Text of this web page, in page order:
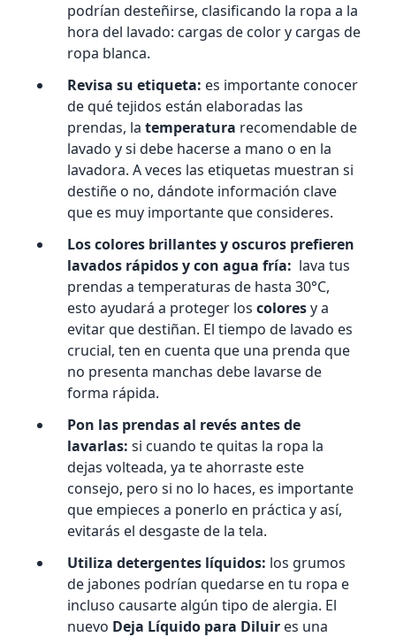
podrían desteñirse, clasificando la ropa a la
hora del lavado: cargas de color y cargas de
ropa blanca.
Revisa su etiqueta: es importante conocer
de qué tejidos están elaboradas las
prendas, la temperatura recomendable de
lavado y si debe hacerse a mano o en la
lavadora. A veces las etiquetas muestran si
destiñe o no, dándote información clave
que es muy importante que consideres.
Los colores brillantes y oscuros prefieren
lavados rápidos y con agua fría: lava tus
prendas a temperaturas de hasta 30°C,
esto ayudará a proteger los coloresy a
evitar que destiñan. El tiempo de lavado es
crucial, ten en cuenta que una prenda que
no presenta manchas debe lavarse de
forma rápida.
Pon las prendas al revés antes de
lavarlas: si cuando te quitas la ropa la
dejas volteada, ya te ahorraste este
consejo, pero si no lo haces, es importante
que empieces a ponerlo en práctica y así,
evitarás el desgaste de la tela.
Utiliza detergentes líquidos: los grumos
de jabones podrían quedarse en tu ropa e
incluso causarte algún tipo de alergia. El
nuevo Deja Líquido para Diluir es una